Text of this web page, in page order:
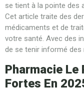
se tient à la pointe des
Cet article traite des
médicaments et de
votre santé. Avec des
de se tenir informé des
Pharmacie
Fortes En